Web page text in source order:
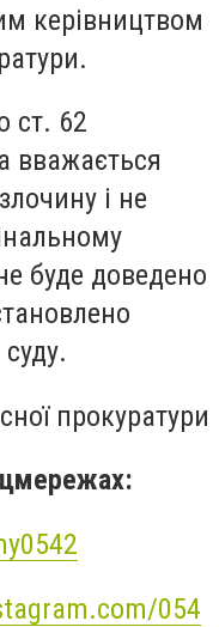
керівництвом
ст. 62
вважається
і не
буде доведено
прокуратури
054